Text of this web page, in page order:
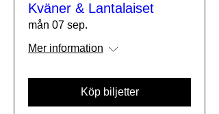
Kväner & Lantalaiset
mån 07 sep.
Mer information
Köp biljetter